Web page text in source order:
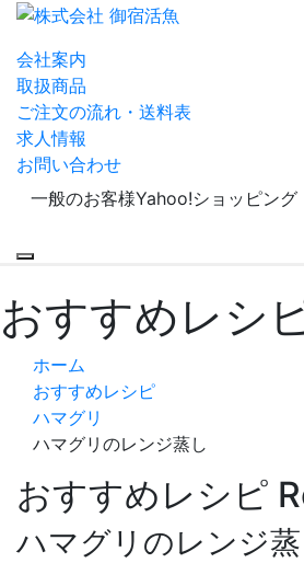
会社案内
取扱商品
ご注文の流れ・送料表
求人情報
お問い合わせ
一般のお客様Yahoo!ショッピング
おすすめレシ
ホーム
おすすめレシピ
ハマグリ
ハマグリのレンジ蒸し
おすすめレシピ
ハマグリのレンジ蒸